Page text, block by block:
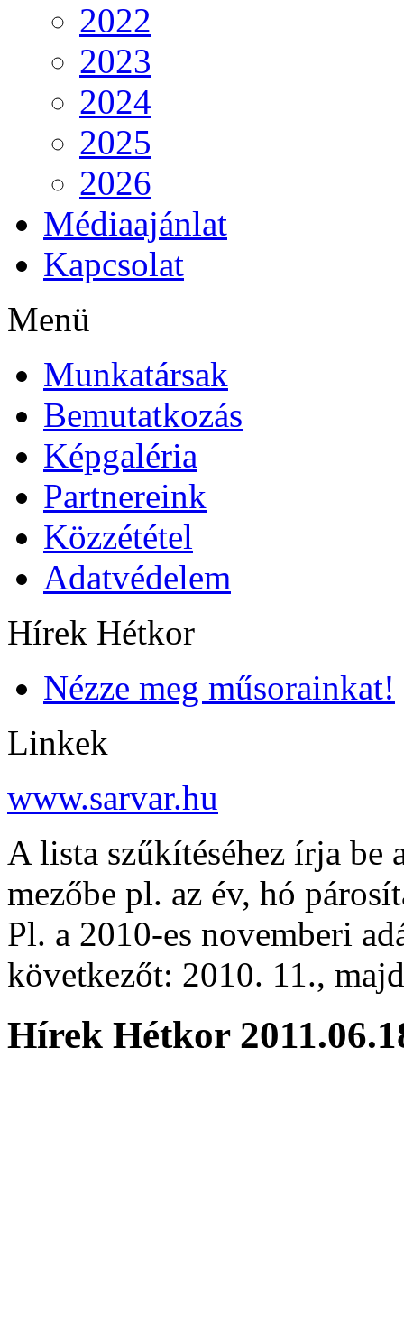
2022
2023
2024
2025
2026
Médiaajánlat
Kapcsolat
Menü
Munkatársak
Bemutatkozás
Képgaléria
Partnereink
Közzététel
Adatvédelem
Hírek Hétkor
Nézze meg műsorainkat!
Linkek
www.sarvar.hu
A lista szűkítéséhez írja
mezőbe pl. az év, hó
Pl. a 2010-es novemberi
következőt: 2010. 11.,
Hírek Hétkor